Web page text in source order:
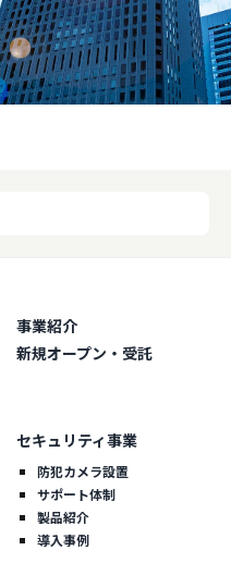
事業紹介
新規オープン・受託
セキュリティ事業
防犯カメラ設置
サポート体制
製品紹介
導入事例